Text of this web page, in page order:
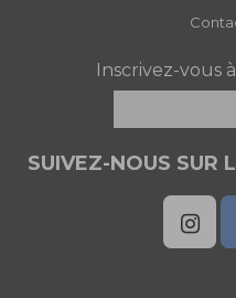
Inscrivez-vous
SUIVEZ-NOUS SUR